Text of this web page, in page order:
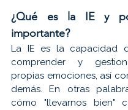
¿Qué es la IE y
importante?
La IE es la capacidad
comprender y
propias emociones, así
demás. En otras
cómo "llevarnos bien"